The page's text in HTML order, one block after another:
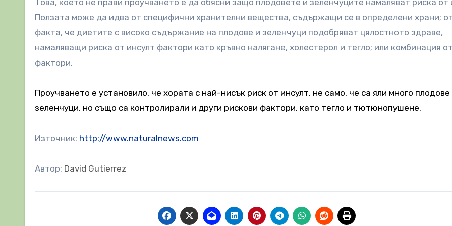
Това, което не прави проучването е да обясни защо плодовете и зеленчуците намаляват риска от
Ползата може да идва от специфични хранителни вещества, съдържащи се в определени храни;
факта, че диетите с високо съдържание на плодове и зеленчуци подобряват цялостното здраве,
намаляващи риска от инсулт фактори като кръвно налягане, холестерол и тегло; или комбинация от
фактори.
Проучването е установило, че хората с най-нисък риск от инсулт, не само, че са яли много плодове
зеленчуци, но също са контролирали и други рискови фактори, като тегло и тютюнопушене.
Източник: http://www.naturalnews.com
Автор: David Gutierrez